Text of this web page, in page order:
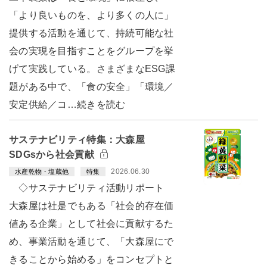
「より良いものを、より多くの人に」
提供する活動を通じて、持続可能な社
会の実現を目指すことをグループを挙
げて実践している。さまざまなESG課
題がある中で、「食の安全」「環境／
安定供給／コ…続きを読む
サステナビリティ特集：大森屋
SDGsから社会貢献
水産乾物・塩蔵他 特集 2026.06.30
◇サステナビリティ活動リポート
大森屋は社是でもある「社会的存在価
値ある企業」として社会に貢献するた
め、事業活動を通じて、「大森屋にで
きることから始める」をコンセプトと